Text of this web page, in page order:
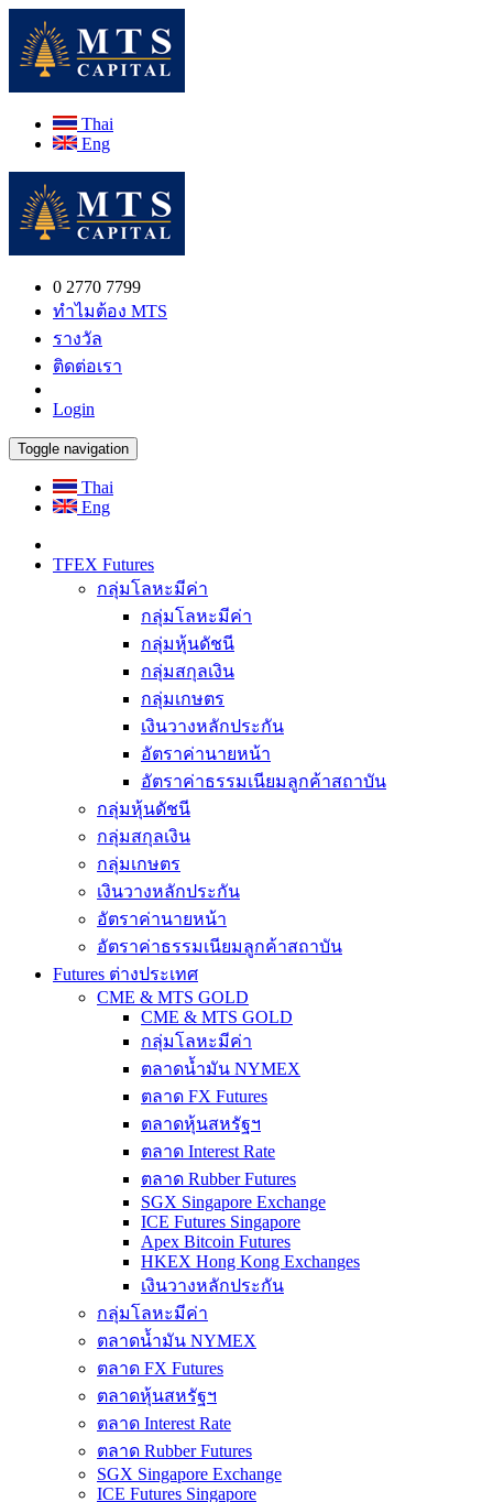
Thai
Eng
0 2770 7799
ทำไมต้อง MTS
รางวัล
ติดต่อเรา
Login
Toggle navigation
Thai
Eng
TFEX Futures
กลุ่มโลหะมีค่า
กลุ่มโลหะมีค่า
กลุ่มหุ้นดัชนี
กลุ่มสกุลเงิน
กลุ่มเกษตร
เงินวางหลักประกัน
อัตราค่านายหน้า
อัตราค่าธรรมเนียมลูกค้าสถาบัน
กลุ่มหุ้นดัชนี
กลุ่มสกุลเงิน
กลุ่มเกษตร
เงินวางหลักประกัน
อัตราค่านายหน้า
อัตราค่าธรรมเนียมลูกค้าสถาบัน
Futures ต่างประเทศ
CME & MTS GOLD
CME & MTS GOLD
กลุ่มโลหะมีค่า
ตลาดน้ำมัน NYMEX
ตลาด FX Futures
ตลาดหุ้นสหรัฐฯ
ตลาด Interest Rate
ตลาด Rubber Futures
SGX Singapore Exchange
ICE Futures Singapore
Apex Bitcoin Futures
HKEX Hong Kong Exchanges
เงินวางหลักประกัน
กลุ่มโลหะมีค่า
ตลาดน้ำมัน NYMEX
ตลาด FX Futures
ตลาดหุ้นสหรัฐฯ
ตลาด Interest Rate
ตลาด Rubber Futures
SGX Singapore Exchange
ICE Futures Singapore